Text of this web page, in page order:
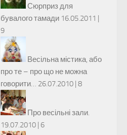
Сюрприз для
бувалого тамади 16.05.2011 |
9
Весільна містика, або
про те – про що не можна
говорити… 26.07.2010 | 8
Про весільні зали.
19.07.2010 | 6